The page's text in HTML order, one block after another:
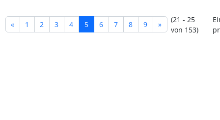
« 1 2 3 4 5 6 7 8 9 »
(21 - 25
von 153)